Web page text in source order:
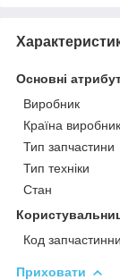
Основні
Виробник
Країна виробник
Тип запчастини
Тип техніки
Стан
Код
Приховати